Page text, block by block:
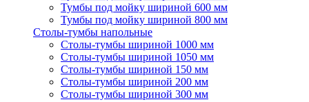
Тумбы под мойку шириной 600 мм
Тумбы под мойку шириной 800 мм
Столы-тумбы напольные
Столы-тумбы шириной 1000 мм
Столы-тумбы шириной 1050 мм
Столы-тумбы шириной 150 мм
Столы-тумбы шириной 200 мм
Столы-тумбы шириной 300 мм